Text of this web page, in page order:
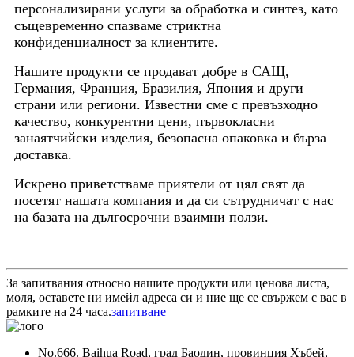
персонализирани услуги за обработка и синтез, като
същевременно спазваме стриктна
конфиденциалност за клиентите.
Нашите продукти се продават добре в САЩ,
Германия, Франция, Бразилия, Япония и други
страни или региони. Известни сме с превъзходно
качество, конкурентни цени, първокласни
занаятчийски изделия, безопасна опаковка и бърза
доставка.
Искрено приветстваме приятели от цял свят да
посетят нашата компания и да си сътрудничат с нас
на базата на дългосрочни взаимни ползи.
За запитвания относно нашите продукти или ценова листа,
моля, оставете ни имейл адреса си и ние ще се свържем с вас в
рамките на 24 часа.запитване
No.666. Baihua Road, град Баодин, провинция Хъбей,